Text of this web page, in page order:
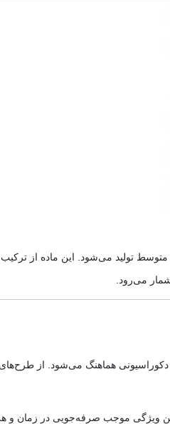
متوسط تولید می‌شود. این ماده از
می‌رود.
دکوراسیونی هماهنگ می‌شود. از
ویژگی موجب صرفه‌جویی در زمان و